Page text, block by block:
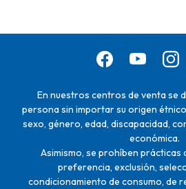
En nuestros centros de venta se
persona sin importar su origen
sexo, género, edad, discapacidad,
económica.
Asimismo, se prohíben prácticas
preferencia, exclusión,
condicionamiento de consumo, de